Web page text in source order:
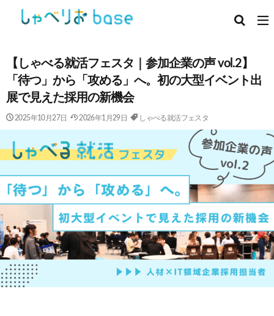
【しゃべる就活フェスタ｜参加企業の声 vol.2】
「待つ」から「攻める」へ。初の大型イベント出
展で見えた採用の新機会
2025年10月27日 2026年1月29日 しゃべる就活フェスタ